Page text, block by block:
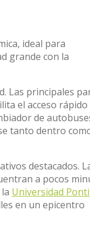
ideal para
grande con la
Las principales
el acceso rápido
de
tanto dentro
destacados.
a pocos
Universidad
en un epicentro